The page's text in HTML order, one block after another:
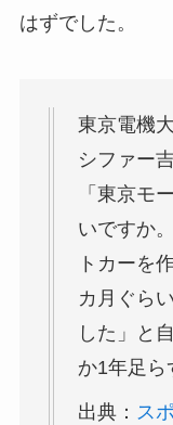
はずでした。
東京電機
シファー
「東京モ
いですか
トカーを
カ月ぐら
した」と
か1年足ら
出典： ス